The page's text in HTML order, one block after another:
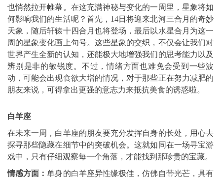
也悄然拉开帷幕。在这充满神秘与变化的一周里，星象将如
何影响我们的生活呢？首先，14日将迎来北河三合月的奇妙
天象，随后轩辕十四合月也将登场，最后以水星合月为这一
周的星象变化画上句号。这些星象的交织，不仅会让我们对
世界产生全新的认知，还能极大地增强我们的思考能力以及
辨别是非的敏锐度。不过，情绪方面也难免会受到一些波
动，可能会出现食欲大增的情况，对于那些正在努力减肥的
朋友来说，可得拿出更强的意志力来抵抗美食的诱惑啦。
白羊座
在未来一周，白羊座的朋友要充分发挥自身的长处，用心去
探寻那些隐藏在细节中的突破机会。这就如同在一场寻宝游
戏中，只有仔细观察每一个角落，才能找到那珍贵的宝藏。
情感方面：单身的白羊座异性缘极佳，仿佛自带光芒，具有